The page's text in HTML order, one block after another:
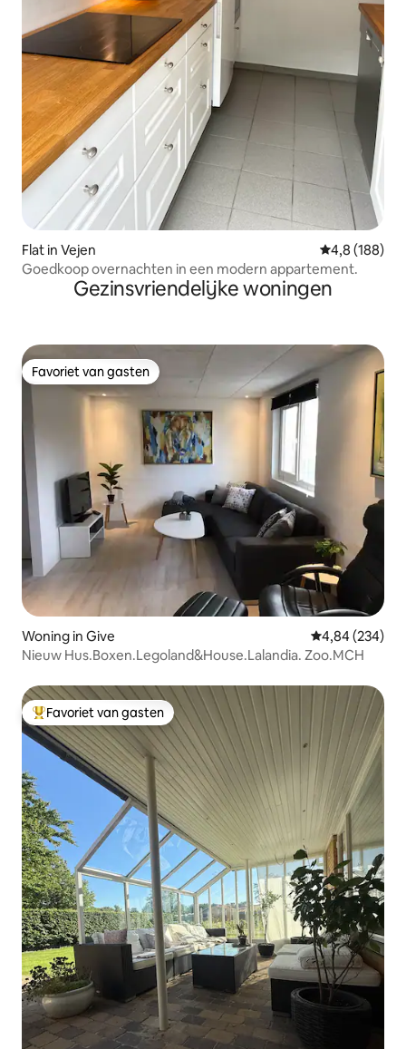
Flat in Vejen Gemiddelde
4,8 (188)
Goedkoop overnachten in een modern appartement.
Gezinsvriendelijke woningen
Favoriet van gasten
Favoriet van gasten
Woning in Give Gemiddelde
4,84 (234)
Nieuw Hus.Boxen.Legoland&House.Lalandia. Zoo.MCH
Topfavoriet van gasten
Favoriet van gasten